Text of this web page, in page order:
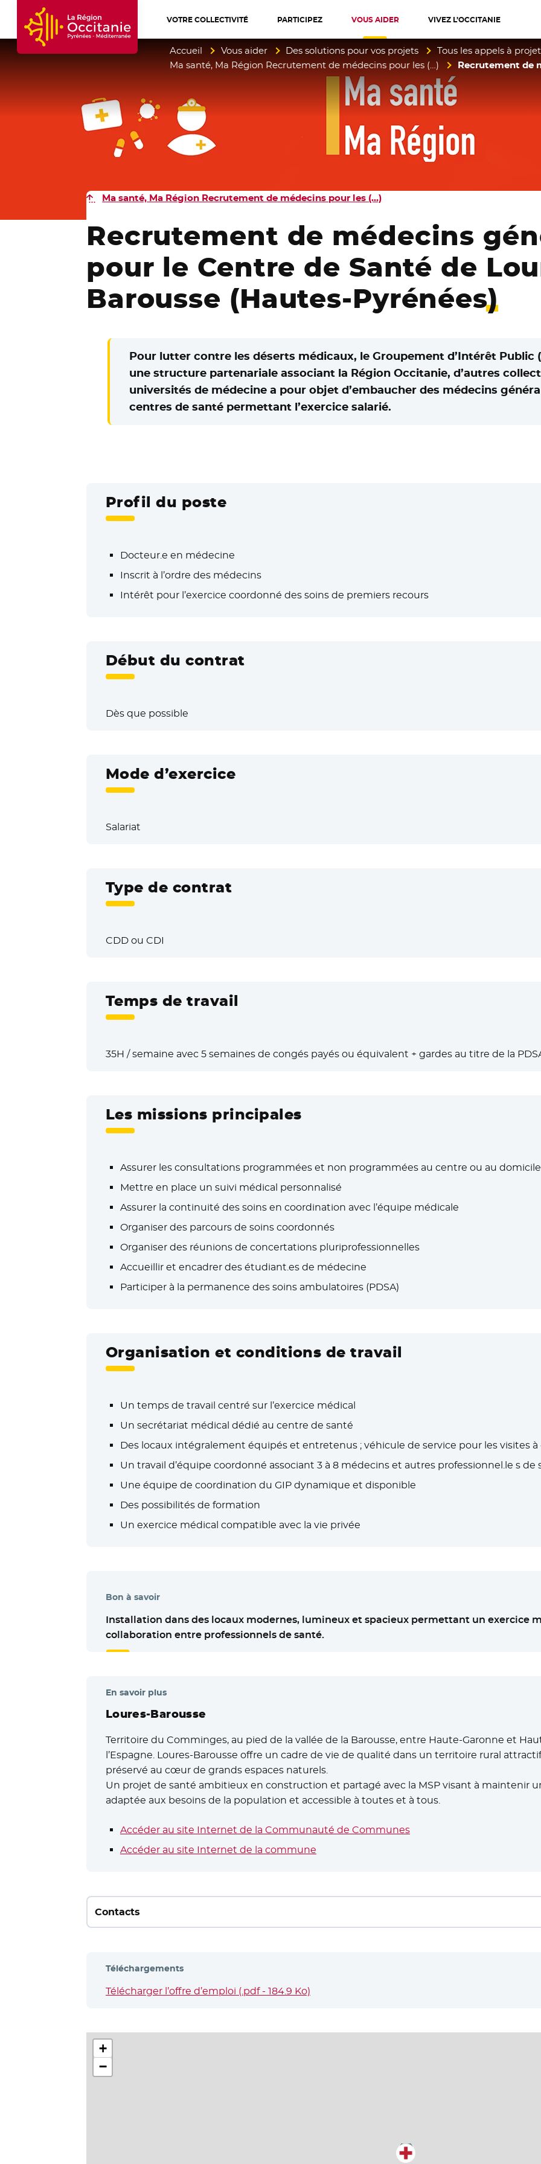
Accueil Région Occitanie / Pyrénées-Méditerranée
VOTRE COLLECTIVITÉ PARTICIPEZ VOUS AIDER VIVEZ L’OCCITANIE
Accueil Vous aider Des solutions pour vos projets
Tous les appels à
Ma santé, Ma Région Recrutement de médecins pour les (…)
Recrutement de
Ma santé, Ma Région Recrutement de médecins pour les (…)
Recrutement de médecins
pour le Centre de Santé de
Barousse (Hautes-Pyrénées)
Pour lutter contre les déserts médicaux, le Groupement d’Intérêt Public
une structure partenariale associant la Région Occitanie, d’autres
universités de médecine a pour objet d’embaucher des médecins
centres de santé permettant l’exercice salarié.
Profil du poste
Docteur.e en médecine
Inscrit à l’ordre des médecins
Intérêt pour l’exercice coordonné des soins de premiers recours
Début du contrat
Dès que possible
Mode d’exercice
Salariat
Type de contrat
CDD ou CDI
Temps de travail
35H / semaine avec 5 semaines de congés payés ou équivalent + gardes au titre de la
Les missions principales
Assurer les consultations programmées et non programmées au centre ou au
Mettre en place un suivi médical personnalisé
Assurer la continuité des soins en coordination avec l’équipe médicale
Organiser des parcours de soins coordonnés
Organiser des réunions de concertations pluriprofessionnelles
Accueillir et encadrer des étudiant.es de médecine
Participer à la permanence des soins ambulatoires (PDSA)
Organisation et conditions de travail
Un temps de travail centré sur l’exercice médical
Un secrétariat médical dédié au centre de santé
Des locaux intégralement équipés et entretenus ; véhicule de service pour les visites
Un travail d’équipe coordonné associant 3 à 8 médecins et autres professionnel.le s de
Une équipe de coordination du GIP dynamique et disponible
Des possibilités de formation
Un exercice médical compatible avec la vie privée
Bon à savoir
Installation dans des locaux modernes, lumineux et spacieux permettant un exercice
collaboration entre professionnels de santé.
En savoir plus
Loures-Barousse
Territoire du Comminges, au pied de la vallée de la Barousse, entre Haute-Garonne et
l’Espagne. Loures-Barousse offre un cadre de vie de qualité dans un territoire rural
préservé au cœur de grands espaces naturels.
Un projet de santé ambitieux en construction et partagé avec la MSP visant à maintenir
adaptée aux besoins de la population et accessible à toutes et à tous.
Accéder au site Internet de la Communauté de Communes- Nouvelle fenêtre
Accéder au site Internet de la commune
Contacts
Téléchargements
Télécharger l’offre d’emploi (.pdf - 184.9 Ko)
+
−